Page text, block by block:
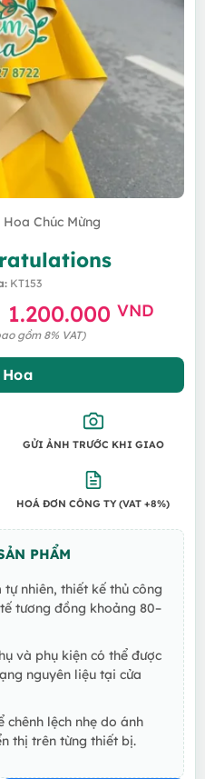
Hoa Chúc Mừng
KT153
Giá
gốc
là:
1.250.000 VND.
1.200.000VND
tại
gồm 8% VAT)
GỬI ẢNH TRƯỚC KHI GIAO
HOÁ ĐƠN CÔNG TY (VAT +8%)
PHẨM
nhiên, thiết kế thủ công
tương đồng khoảng 80–
và phụ kiện có thể được
nguyên liệu tại cửa
chênh lệch nhẹ do ánh
thị trên từng thiết bị.